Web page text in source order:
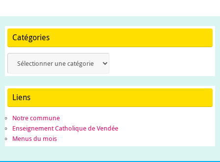
Catégories
Liens
Notre commune
Enseignement Catholique de Vendée
Menus du mois